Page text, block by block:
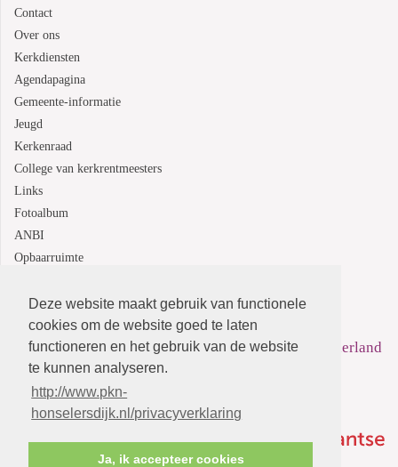
Deze website maakt gebruik van functionele
cookies om de website goed te laten
functioneren en het gebruik van de website
te kunnen analyseren.
http://www.pkn-
honselersdijk.nl/privacyverklaring
Ja, ik accepteer cookies
Contact
Over ons
Kerkdiensten
Agendapagina
Gemeente-informatie
Jeugd
Kerkenraad
College van kerkrentmeesters
Links
Fotoalbum
ANBI
Opbaarruimte
Protestantsekerk.net is een samenwerking tussen de
dienstenorganisatie van deProtestantse Kerk in Nederland
enHuman Content Mediaproducties B.V.